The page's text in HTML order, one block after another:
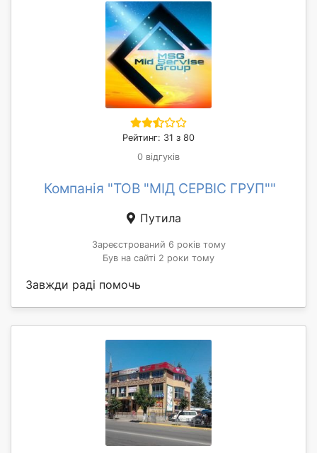
Рейтинг: 31 з 80
0 відгуків
Компанія "ТОВ "МІД СЕРВІС ГРУП""
Путила
Зареєстрований 6 років тому
Був на сайті 2 роки тому
Завжди раді помочь